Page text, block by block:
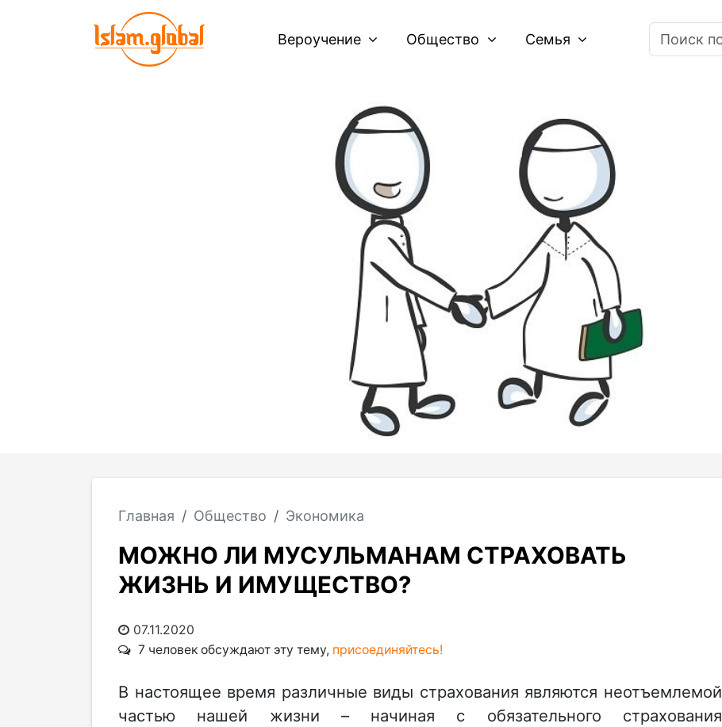
Вероучение Общество Семья
Главная Общество Экономика
МОЖНО ЛИ МУСУЛЬМАНАМ СТРАХОВАТЬ
ЖИЗНЬ И ИМУЩЕСТВО?
07.11.2020
7 человек обсуждают эту тему, присоединяйтесь!
В настоящее время различные виды страхования являются неотъемлемой
частью нашей жизни – начиная с обязательного страхования